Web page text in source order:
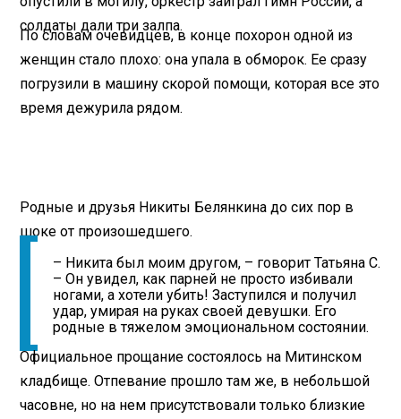
солдаты дали три залпа.
По словам очевидцев, в конце похорон одной из
женщин стало плохо: она упала в обморок. Ее сразу
погрузили в машину скорой помощи, которая все это
время дежурила рядом.
Родные и друзья Никиты Белянкина до сих пор в
шоке от произошедшего.
– Никита был моим другом, – говорит Татьяна С.
– Он увидел, как парней не просто избивали
ногами, а хотели убить! Заступился и получил
удар, умирая на руках своей девушки. Его
родные в тяжелом эмоциональном состоянии.
Официальное прощание состоялось на Митинском
кладбище. Отпевание прошло там же, в небольшой
часовне, но на нем присутствовали только близкие